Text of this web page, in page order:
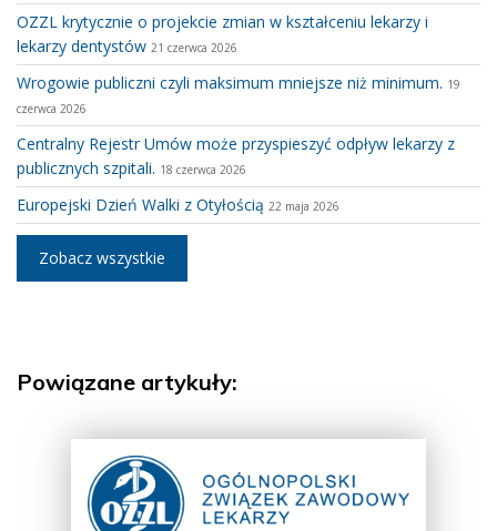
OZZL krytycznie o projekcie zmian w kształceniu lekarzy i
lekarzy dentystów 21 czerwca 2026
Wrogowie publiczni czyli maksimum mniejsze niż minimum. 19
czerwca 2026
Centralny Rejestr Umów może przyspieszyć odpływ lekarzy z
publicznych szpitali. 18 czerwca 2026
Europejski Dzień Walki z Otyłością 22 maja 2026
Zobacz wszystkie
Powiązane artykuły: